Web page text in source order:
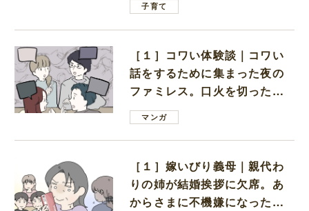
子育て
［１］コワい体験談｜コワい
話をするために集まった夜の
ファミレス。口火を切ったの
は電車好きの男の子ママ
マンガ
［１］嫁いびり義母｜親代わ
りの姉が結婚挨拶に欠席。あ
からさまに不機嫌になった義